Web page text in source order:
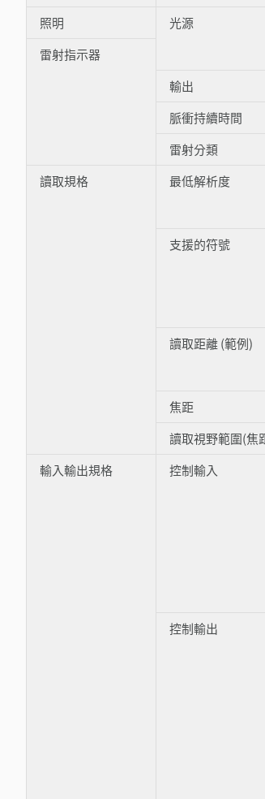
照明
光源
雷射指示器
輸出
脈衝持續時間
雷射分類
讀取規格 最低解析度
支援的符號
讀取距離 (範例)
焦距
讀取視野範圍(焦
輸入輸出規格
控制輸入
控制輸出